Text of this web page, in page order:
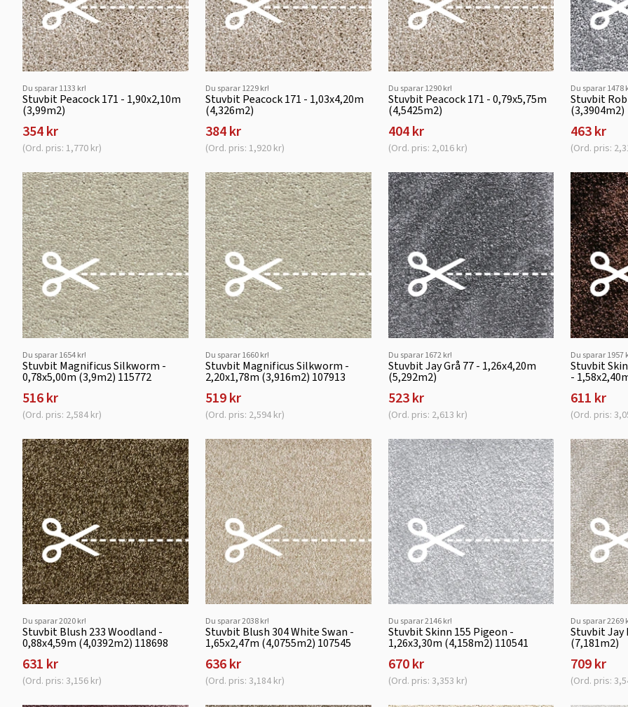
Du sparar 1133 kr!
Stuvbit Peacock 171 - 1,90x2,10m
(3,99m2)
354 kr
(Ord. pris: 1,770 kr)
Du sparar 1229 kr!
Stuvbit Peacock 171 - 1,03x4,20m
(4,326m2)
384 kr
(Ord. pris: 1,920 kr)
Du sparar 1290 kr!
Stuvbit Peacock 171 - 0,79x5,75m
(4,5425m2)
404 kr
(Ord. pris: 2,016 kr)
Du sparar 1478
Stuvbit
(3,3904m2)
463 kr
(Ord. pris:
Du sparar 1654 kr!
Stuvbit Magnificus Silkworm -
0,78x5,00m (3,9m2) 115772
516 kr
(Ord. pris: 2,584 kr)
Du sparar 1660 kr!
Stuvbit Magnificus Silkworm -
2,20x1,78m (3,916m2) 107913
519 kr
(Ord. pris: 2,594 kr)
Du sparar 1672 kr!
Stuvbit Jay Grå 77 - 1,26x4,20m
(5,292m2)
523 kr
(Ord. pris: 2,613 kr)
Du sparar 1957
Stuvbit
-
611 kr
(Ord. pris:
Du sparar 2020 kr!
Stuvbit Blush 233 Woodland -
0,88x4,59m (4,0392m2) 118698
631 kr
(Ord. pris: 3,156 kr)
Du sparar 2038 kr!
Stuvbit Blush 304 White Swan -
1,65x2,47m (4,0755m2) 107545
636 kr
(Ord. pris: 3,184 kr)
Du sparar 2146 kr!
Stuvbit Skinn 155 Pigeon -
1,26x3,30m (4,158m2) 110541
670 kr
(Ord. pris: 3,353 kr)
Du sparar 2269
Stuvbit Jay
(7,181m2)
709 kr
(Ord. pris: